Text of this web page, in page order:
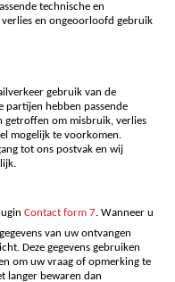
technische en
en ongeoorloofd gebruik
gebruik van de
partijen hebben passende
getroffen om misbruik, verlies
mogelijk te voorkomen.
tot ons postvak en wij
Contact form 7. Wanneer u
van uw ontvangen
Deze gegevens gebruiken
om uw vraag of opmerking te
langer bewaren dan